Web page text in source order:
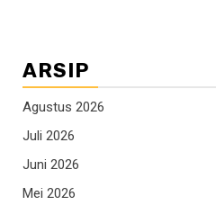
ARSIP
Agustus 2026
Juli 2026
Juni 2026
Mei 2026